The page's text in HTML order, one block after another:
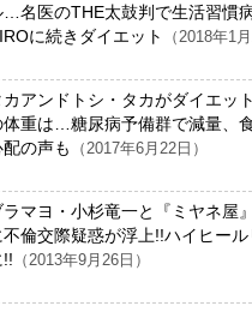
…名医のTHE太鼓判で生活習慣
に続きダイエット
（2018年1
カアンドトシ・タカがダイエッ
体重は…糖尿病予備群で減量、
配の声も
（2017年6月22日）
ラマヨ・小杉竜一と『ミヤネ屋
不倫交際疑惑が浮上!!ハイヒー
!! （2013年9月26日）